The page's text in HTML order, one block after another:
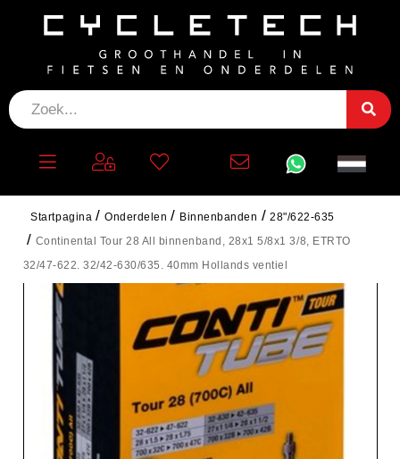
Startpagina Onderdelen Binnenbanden
28"/622-635
Continental Tour 28 All binnenband, 28x1 5/8x1 3/8, ETRTO
32/47-622. 32/42-630/635. 40mm Hollands ventiel